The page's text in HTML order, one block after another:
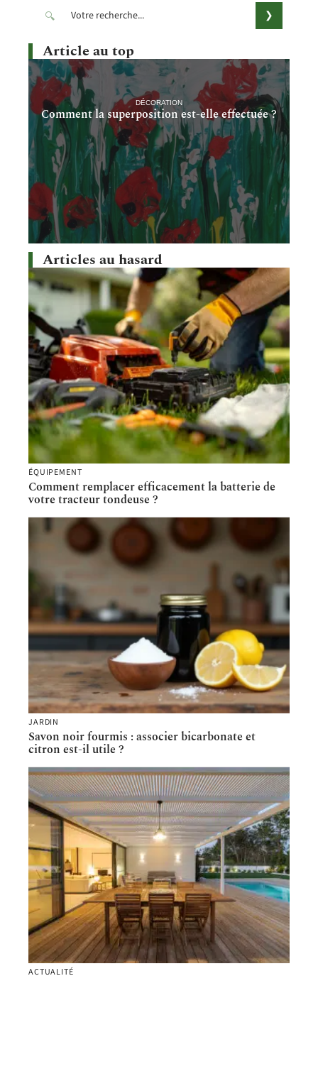
Article au top
DÉCORATION
Comment la superposition est-elle effectuée ?
Articles au hasard
ÉQUIPEMENT
Comment remplacer efficacement la batterie de
votre tracteur tondeuse ?
JARDIN
Savon noir fourmis : associer bicarbonate et
citron est-il utile ?
ACTUALITÉ